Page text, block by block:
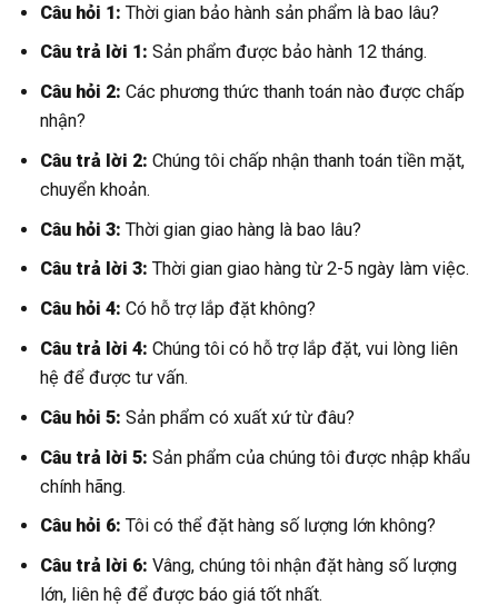
Câu hỏi 1: Thời gian bảo hành sản phẩm là bao lâu?
Câu trả lời 1: Sản phẩm được bảo hành 12 tháng.
Câu hỏi 2: Các phương thức thanh toán nào được chấp
nhận?
Câu trả lời 2: Chúng tôi chấp nhận thanh toán tiền mặt,
chuyển khoản.
Câu hỏi 3: Thời gian giao hàng là bao lâu?
Câu trả lời 3: Thời gian giao hàng từ 2-5 ngày làm việc.
Câu hỏi 4: Có hỗ trợ lắp đặt không?
Câu trả lời 4: Chúng tôi có hỗ trợ lắp đặt, vui lòng liên
hệ để được tư vấn.
Câu hỏi 5: Sản phẩm có xuất xứ từ đâu?
Câu trả lời 5: Sản phẩm của chúng tôi được nhập khẩu
chính hãng.
Câu hỏi 6: Tôi có thể đặt hàng số lượng lớn không?
Câu trả lời 6: Vâng, chúng tôi nhận đặt hàng số lượng
lớn, liên hệ để được báo giá tốt nhất.